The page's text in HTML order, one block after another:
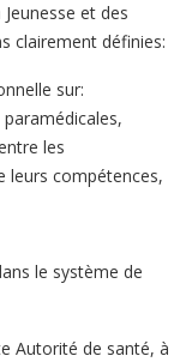
et des
clairement définies:
sur:
les
leurs compétences,
le système de
Autorité de santé, à